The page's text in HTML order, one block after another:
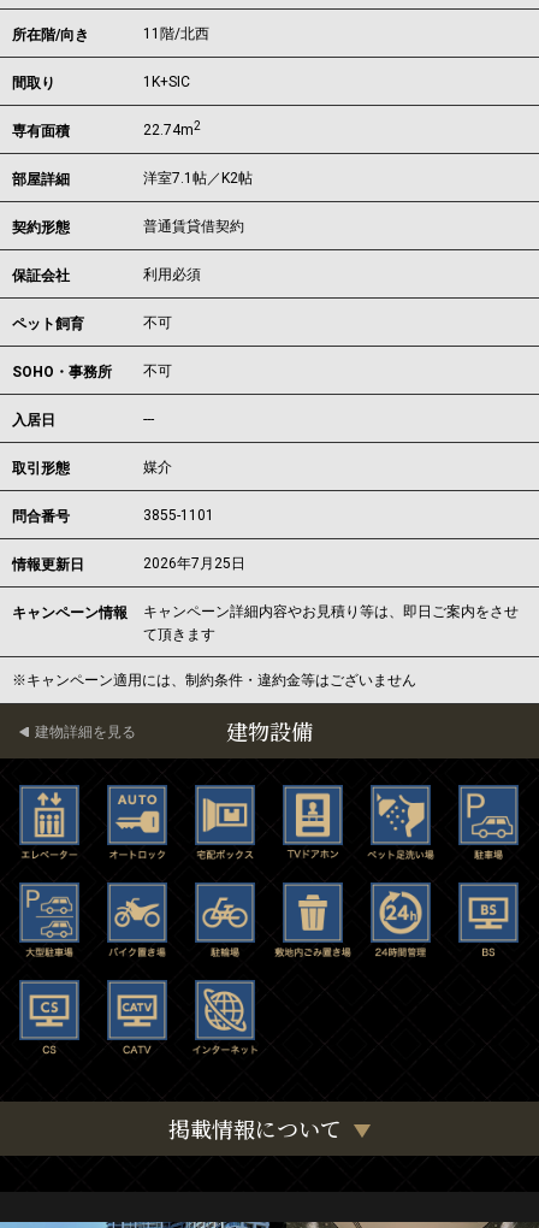
所在階/向き 11階/北西
間取り 1K+SIC
専有面積 22.74m2
部屋詳細 洋室7.1帖／K2帖
契約形態 普通賃貸借契約
保証会社 利用必須
ペット飼育 不可
SOHO・事務所 不可
入居日 ---
取引形態 媒介
問合番号 3855-1101
情報更新日 2026年7月25日
キャンペーン情報
キャンペーン詳細内容やお見積り等は、即日ご案内をさせ
て頂きます
※キャンペーン適用には、制約条件・違約金等はございません
建物設備
建物詳細を見る
掲載情報について